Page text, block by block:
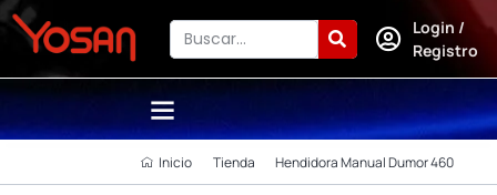
Login /
Registro
Inicio Tienda Hendidora Manual Dumor 460